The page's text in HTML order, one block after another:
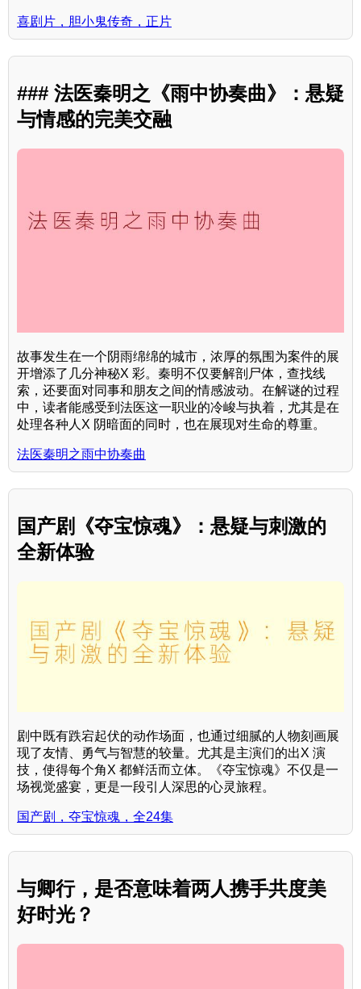
喜剧片，胆小鬼传奇，正片
### 法医秦明之《雨中协奏曲》：悬疑
与情感的完美交融
故事发生在一个阴雨绵绵的城市，浓厚的氛围为案件的展
开增添了几分神秘X 彩。秦明不仅要解剖尸体，查找线
索，还要面对同事和朋友之间的情感波动。在解谜的过程
中，读者能感受到法医这一职业的冷峻与执着，尤其是在
处理各种人X 阴暗面的同时，也在展现对生命的尊重。
法医秦明之雨中协奏曲
国产剧《夺宝惊魂》：悬疑与刺激的
全新体验
剧中既有跌宕起伏的动作场面，也通过细腻的人物刻画展
现了友情、勇气与智慧的较量。尤其是主演们的出X 演
技，使得每个角X 都鲜活而立体。《夺宝惊魂》不仅是一
场视觉盛宴，更是一段引人深思的心灵旅程。
国产剧，夺宝惊魂，全24集
与卿行，是否意味着两人携手共度美
好时光？